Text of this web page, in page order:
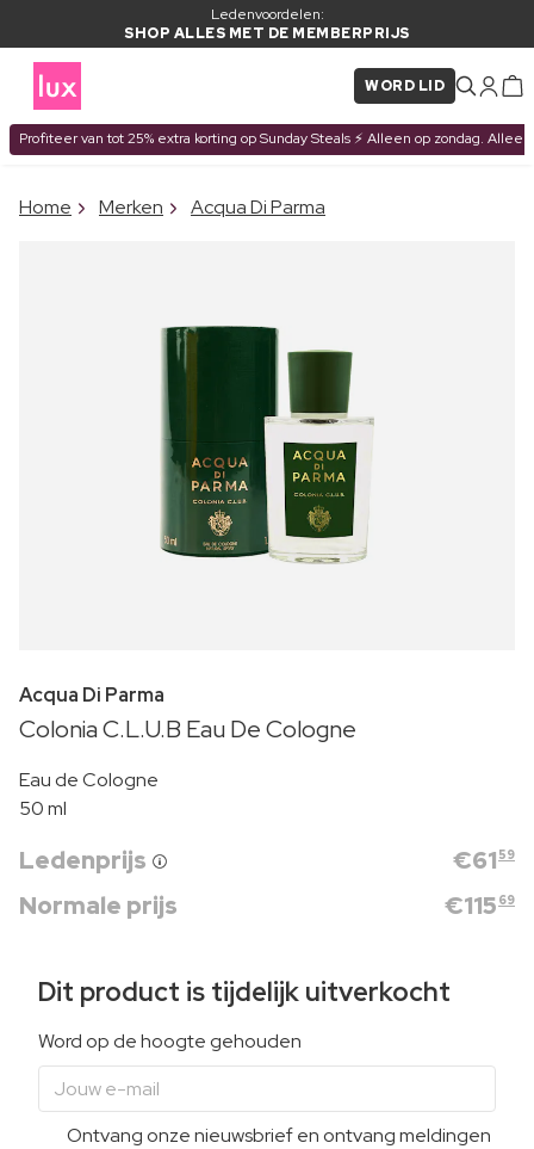
Ledenvoordelen:
SHOP ALLES MET DE MEMBERPRIJS
WORD LID
Profiteer van tot 25% extra korting op Sunday Steals ⚡ Alleen op zondag.
ITEM TOEGEVOEGD AAN
Vaak samen gekocht met
Home Merken Acqua Di Parma
Acqua Di Parma
Colonia C.L.U.B Eau De Cologne
Eau de Cologne
50 ml
Ledenprijs €61 59
Normale prijs €115 69
Dit product is tijdelijk uitverkocht
Word op de hoogte gehouden
Ontvang onze nieuwsbrief en ontvang meldingen